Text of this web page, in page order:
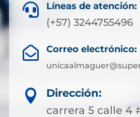
 Líneas de atención:
(+57) 3244755496
 Correo electrónico:

Dirección:
carrera 5 calle 4